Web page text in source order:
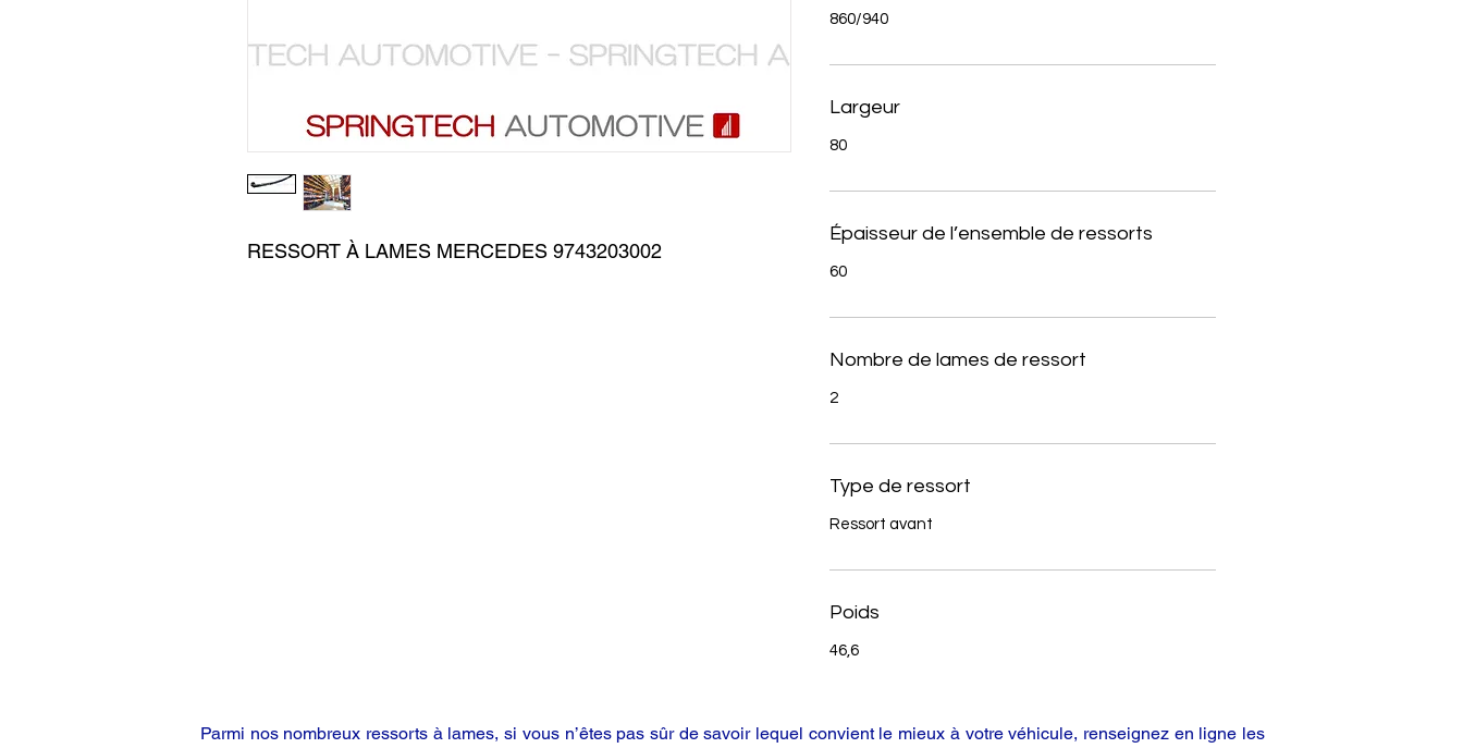
RESSORT À LAMES MERCEDES 9743203002
860/940
Largeur
80
Épaisseur de l’ensemble de ressorts
60
Nombre de lames de ressort
2
Type de ressort
Ressort avant
Poids
46,6
Parmi nos nombreux ressorts à lames, si vous n’êtes pas sûr de savoir lequel convient le mieux à votre véhicule, renseignez en ligne les